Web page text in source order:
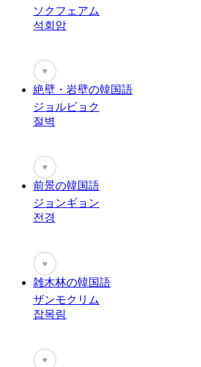
ソクフェアム
석회암
♥
絶壁・岩壁の韓国語
ジョルビョク
절벽
♥
前景の韓国語
ジョンギョン
전경
♥
雑木林の韓国語
ザンモクリム
잡목림
♥